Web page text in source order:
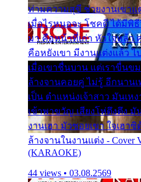
ท่ามความสุขี ช่วยงานเขาแ
เมื่อไรหนอจะ โชคดี ได้มีพิ
มา คือหน้าที่เก่า หัวใจหล้า
คือหยังเขา มีงานแต่งแล้ว
เมื่อเขาชื่นบาน แต่เราขื่นข
ล้างจานคอยคู่ ไม่รู้ อีกนาน
เป็น ตำแหน่งเจ้าสาว มันเ
เข้าพาขวัญ เสียงโห่ตึงตึง
งานเฮา มัวซอยเขา ใจเฮ
ล้างจานในงานแต่ง - Cover
(KARAOKE)
44 views • 03.08.2569